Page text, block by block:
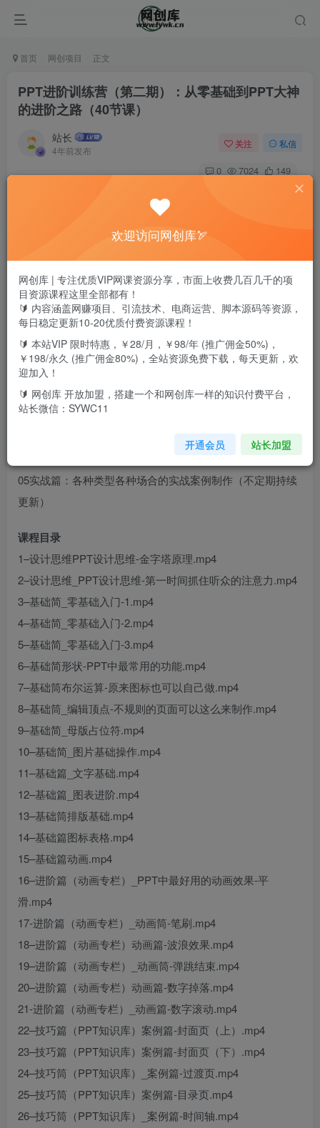
首页 网创项目 正文
PPT进阶训练营（第二期）：从零基础到PPT大神
的进阶之路（40节课）
站长
4年前发布
关注 私信
0 7024 149
从零基础到精通的PPT实战训练营
01思维篇：从一页白纸到精彩的故事
02基础篇：PPT快速上手、图、文、形、表、母版.……
03进阶篇：元素、文案、配色、排版、动画、插件.……
04技巧篇：3D旋转、一分钟制作高大上封面页面.…
05实战篇：各种类型各种场合的实战案例制作（不定期持续
更新）
课程目录
1–设计思维PPT设计思维-金字塔原理.mp4
2–设计思维_PPT设计思维-第一时间抓住听众的注意力.mp4
3–基础简_零基础入门-1.mp4
4–基础简_零基础入门-2.mp4
5–基础简_零基础入门-3.mp4
6–基础简形状-PPT中最常用的功能.mp4
7–基础筒布尔运算-原来图标也可以自己做.mp4
8–基础筒_编辑顶点-不规则的页面可以这么来制作.mp4
9–基础简_母版占位符.mp4
10–基础简_图片基础操作.mp4
11–基础篇_文字基础.mp4
12–基础篇_图表进阶.mp4
13–基础筒排版基础.mp4
14–基础篇图标表格.mp4
15–基础篇动画.mp4
16–进阶篇（动画专栏）_PPT中最好用的动画效果-平
滑.mp4
17-进阶篇（动画专栏）_动画筒-笔刷.mp4
18–进阶篇（动画专栏）动画篇-波浪效果.mp4
19–进阶篇（动画专栏）_动画筒-弹跳结束.mp4
20–进阶篇（动画专栏）动画篇-数字掉落.mp4
21-进阶篇（动画专栏）_动画篇-数字滚动.mp4
22–技巧篇（PPT知识库）案例篇-封面页（上）.mp4
23–技巧篇（PPT知识库）案例篇-封面页（下）.mp4
24–技巧筒（PPT知识库）_案例篇-过渡页.mp4
25–技巧筒（PPT知识库）案例篇-目录页.mp4
26–技巧筒（PPT知识库）_案例篇-时间轴.mp4
欢迎访问网创库🏹
网创库 | 专注优质VIP网课资源分享，市面上收费几百几千的项
目资源课程这里全部都有！
🔰 内容涵盖网赚项目、引流技术、电商运营、脚本源码等资源，
每日稳定更新10-20优质付费资源课程！
🔰 本站VIP 限时特惠，￥28/月，￥98/年 (推广佣金50%)，
￥198/永久 (推广佣金80%)，全站资源免费下载，每天更新，欢
迎加入！
🔰 网创库 开放加盟，搭建一个和网创库一样的知识付费平台，
站长微信：SYWC11
开通会员 站长加盟